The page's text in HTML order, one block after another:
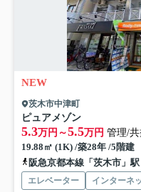
NEW
茨木市中津町
ピュアメゾン
5.3万円～5.5万円 管理/共
19.88㎡ (1K) /築28年 /5階建
阪急京都本線「茨木市」
エレベーター インターネ